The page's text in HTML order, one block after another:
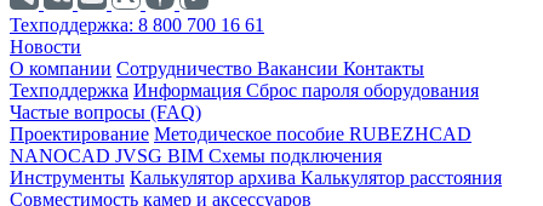
Техподдержка: 8 800 700 16 61
Новости
О компании Cотрудничество Вакансии Контакты
Техподдержка Информация Сброс пароля оборудования
Частые вопросы (FAQ)
Проектирование Методическое пособие RUBEZHCAD
NANOCAD JVSG BIM Схемы подключения
Инструменты Калькулятор архива Калькулятор расстояния
Совместимость камер и аксессуаров